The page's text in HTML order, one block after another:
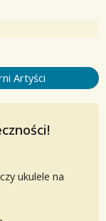
Artyści
ukulele na